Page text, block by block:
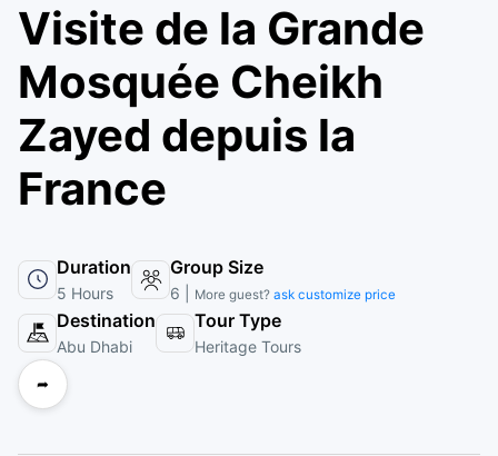
Visite de la Grande
Mosquée Cheikh
Zayed depuis la
France
Duration
5 Hours
Group Size
6 | More guest? ask customize price
Destination
Abu Dhabi
Tour Type
Heritage Tours
➦